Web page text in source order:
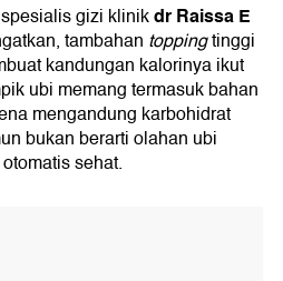
gizi klinikdr Raissa E
tambahan toppingtinggi
kandungan kalorinya ikut
ubi memang termasuk bahan
mengandung karbohidrat
bukan berarti olahan ubi
sehat.